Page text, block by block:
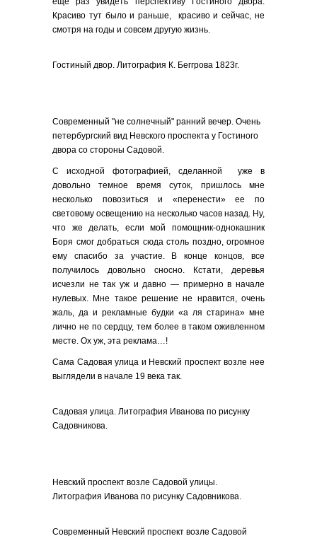
Красиво тут было и раньше, красиво и сейчас, не
смотря на годы и совсем другую жизнь.
Гостиный двор. Литография К. Беггрова 1823г.
Современный "не солнечный" ранний вечер. Очень
петербургский вид Невского проспекта у Гостиного
двора со стороны Садовой.
С исходной фотографией, сделанной уже в
довольно темное время суток, пришлось мне
несколько повозиться и «перенести» ее по
световому освещению на несколько часов назад. Ну,
что же делать, если мой помощник-однокашник
Боря смог добраться сюда столь поздно, огромное
ему спасибо за участие. В конце концов, все
получилось довольно сносно. Кстати, деревья
исчезли не так уж и давно — примерно в начале
нулевых. Мне такое решение не нравится, очень
жаль, да и рекламные будки «а ля старина» мне
лично не по сердцу, тем более в таком оживленном
месте. Ох уж, эта реклама…!
Сама Садовая улица и Невский проспект возле нее
выглядели в начале 19 века так.
Садовая улица. Литография Иванова по рисунку
Садовникова.
Невский проспект возле Садовой улицы.
Литография Иванова по рисунку Садовникова.
Современный Невский проспект возле Садовой